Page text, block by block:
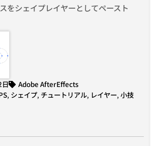
シェイプレイヤーとしてペースト
Adobe AfterEffects
, シェイプ, チュートリアル, レイヤー, 小技